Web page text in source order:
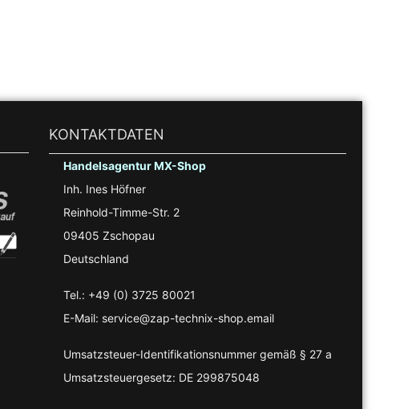
KONTAKTDATEN
Handelsagentur MX-Shop
Inh. Ines Höfner
Reinhold-Timme-Str. 2
09405 Zschopau
Deutschland
Tel.: +49 (0) 3725 80021
E-Mail: service@zap-technix-shop.email
Umsatzsteuer-Identifikationsnummer gemäß § 27 a
Umsatzsteuergesetz: DE 299875048